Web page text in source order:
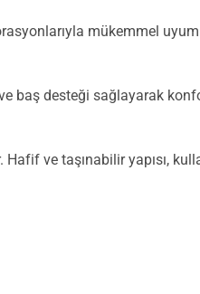
mükemmel
baş desteği sağlayarak
ve taşınabilir yapısı,